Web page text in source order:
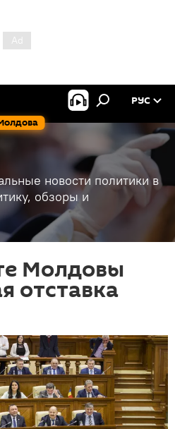
РУС
новости политики в
обзоры и
Молдовы
отставка